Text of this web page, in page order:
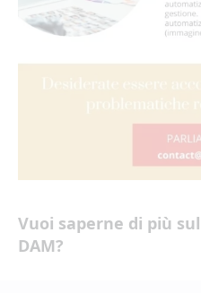
Vuoi saperne di più
DAM?